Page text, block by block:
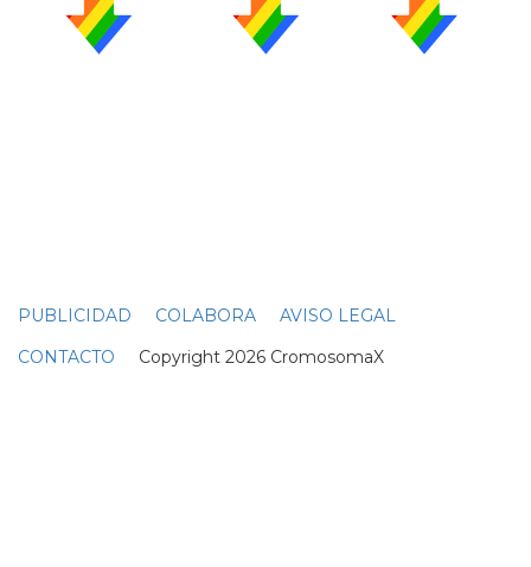
PUBLICIDAD COLABORA
AVISO LEGAL
CONTACTO Copyright 2026 CromosomaX